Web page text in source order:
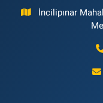
İncilipınar